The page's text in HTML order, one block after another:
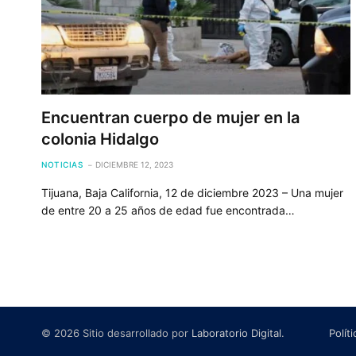
Encuentran cuerpo de mujer en la
colonia Hidalgo
NOTICIAS DICIEMBRE 12, 2023
Tijuana, Baja California, 12 de diciembre 2023 – Una mujer
de entre 20 a 25 años de edad fue encontrada…
© 2026 Sitio desarrollado por Laboratorio Digital.